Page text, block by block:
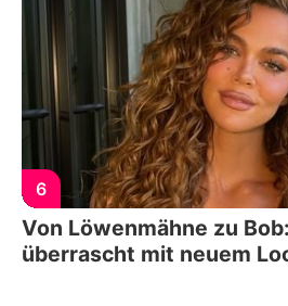
6
Von Löwenmähne zu
überrascht mit neuem